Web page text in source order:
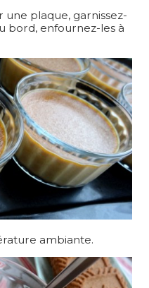
une plaque, garnissez-
bord, enfournez-les à
ambiante.